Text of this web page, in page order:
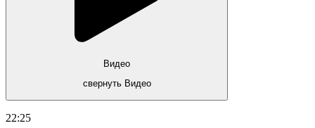
Видео
свернуть Видео
22:25